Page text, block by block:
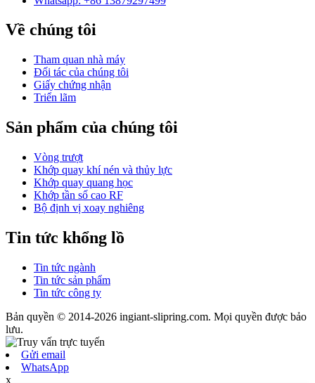
Về chúng tôi
Tham quan nhà máy
Đối tác của chúng tôi
Giấy chứng nhận
Triển lãm
Sản phẩm của chúng tôi
Vòng trượt
Khớp quay khí nén và thủy lực
Khớp quay quang học
Khớp tần số cao RF
Bộ định vị xoay nghiêng
Tin tức khổng lồ
Tin tức ngành
Tin tức sản phẩm
Tin tức công ty
Bản quyền © 2014-2026 ingiant-slipring.com. Mọi quyền được bảo
lưu.
Gửi email
WhatsApp
x